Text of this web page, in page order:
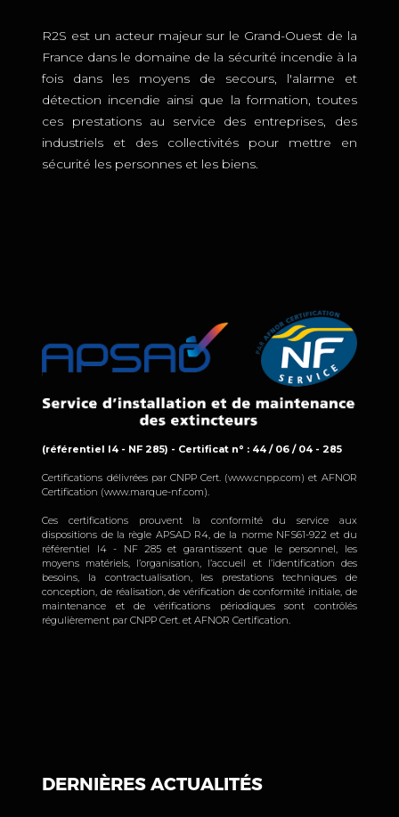
R2S est un acteur majeur sur le Grand-Ouest de la
France dans le domaine de la sécurité incendie à la
fois dans les moyens de secours, l'alarme et
détection incendie ainsi que la formation, toutes
ces prestations au service des entreprises, des
industriels et des collectivités pour mettre en
sécurité les personnes et les biens.
(référentiel I4 - NF 285) - Certificat n° : 44 / 06 / 04 - 285
Certifications délivrées par CNPP Cert. (www.cnpp.com) et AFNOR
Certification (www.marque-nf.com).
Ces certifications prouvent la conformité du service aux
dispositions de la règle APSAD R4, de la norme NFS61-922 et du
référentiel I4 - NF 285 et garantissent que le personnel, les
moyens matériels, l’organisation, l’accueil et l’identification des
besoins, la contractualisation, les prestations techniques de
conception, de réalisation, de vérification de conformité initiale, de
maintenance et de vérifications périodiques sont contrôlés
régulièrement par CNPP Cert. et AFNOR Certification.
DERNIÈRES ACTUALITÉS